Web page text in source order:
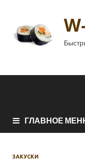
ГЛАВНОЕ
ЗАКУСКИ